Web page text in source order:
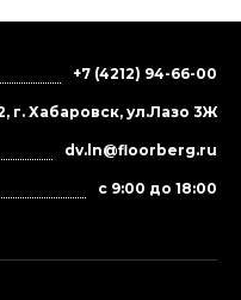
+7 (4212) 94-66-00
г. Хабаровск, ул.Лазо 3Ж
dv.ln@floorberg.ru
с 9:00 до 18:00